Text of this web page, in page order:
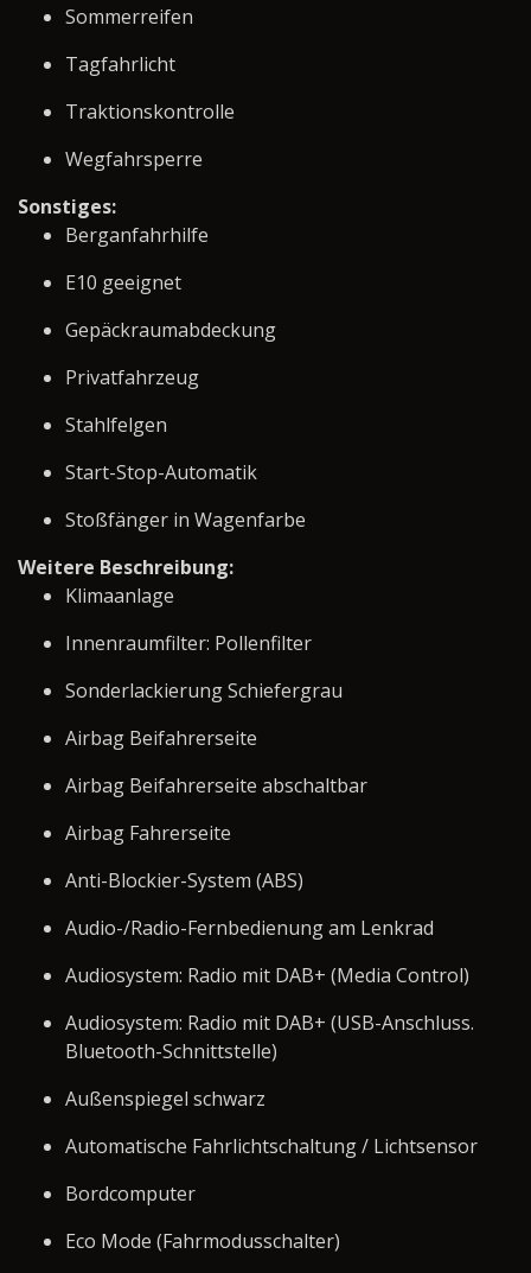
Sommerreifen
Tagfahrlicht
Traktionskontrolle
Wegfahrsperre
Sonstiges:
Berganfahrhilfe
E10 geeignet
Gepäckraumabdeckung
Privatfahrzeug
Stahlfelgen
Start-Stop-Automatik
Stoßfänger in Wagenfarbe
Weitere Beschreibung:
Klimaanlage
Innenraumfilter: Pollenfilter
Sonderlackierung Schiefergrau
Airbag Beifahrerseite
Airbag Beifahrerseite abschaltbar
Airbag Fahrerseite
Anti-Blockier-System (ABS)
Audio-/Radio-Fernbedienung am Lenkrad
Audiosystem: Radio mit DAB+ (Media Control)
Audiosystem: Radio mit DAB+ (USB-Anschluss.
Bluetooth-Schnittstelle)
Außenspiegel schwarz
Automatische Fahrlichtschaltung / Lichtsensor
Bordcomputer
Eco Mode (Fahrmodusschalter)